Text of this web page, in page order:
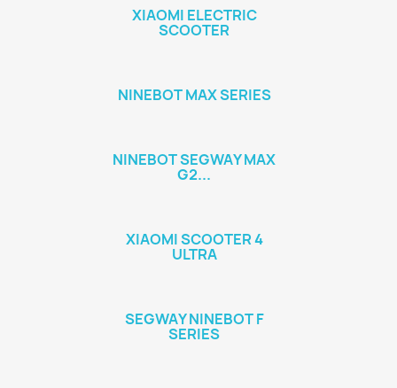
XIAOMI ELECTRIC
SCOOTER
NINEBOT MAX SERIES
NINEBOT SEGWAY MAX
G2...
XIAOMI SCOOTER 4
ULTRA
SEGWAY NINEBOT F
SERIES